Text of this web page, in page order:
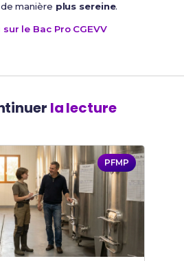
manière plus sereine.
le Bac Pro CGEVV
la lecture
PFMP